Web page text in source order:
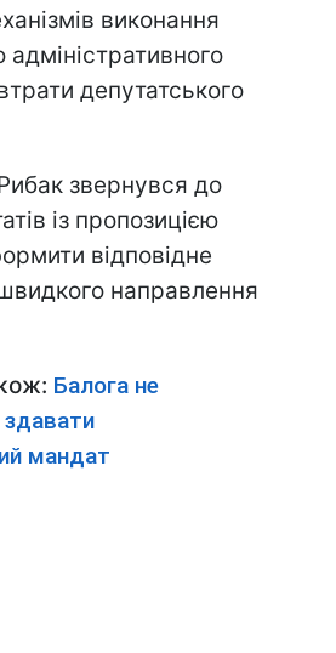
виконання
депутатського
звернувся до
із пропозицією
відповідне
направлення
Балога не
мандат